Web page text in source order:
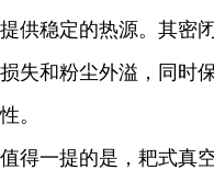
提供稳定的热源。其密
损失和粉尘外溢，同时
性。
值得一提的是，耙式真